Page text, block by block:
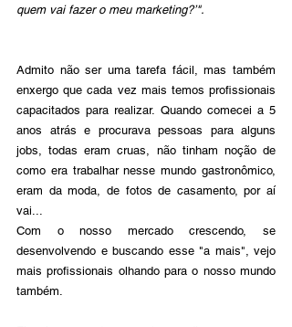
quem vai fazer o meu marketing?’".
Admito não ser uma tarefa fácil, mas também
enxergo que cada vez mais temos profissionais
capacitados para realizar. Quando comecei a 5
anos atrás e procurava pessoas para alguns
jobs, todas eram cruas, não tinham noção de
como era trabalhar nesse mundo gastronômico,
eram da moda, de fotos de casamento, por aí
vai...
Com o nosso mercado crescendo, se
desenvolvendo e buscando esse "a mais", vejo
mais profissionais olhando para o nosso mundo
também.